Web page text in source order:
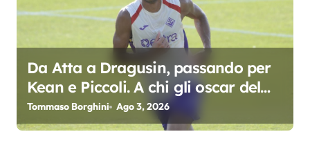
n
e
a
t
Da Atta a Dragusin, passando per
Kean e Piccoli. A chi gli oscar del
precampionato?
Tommaso Borghini Ago 3, 2026